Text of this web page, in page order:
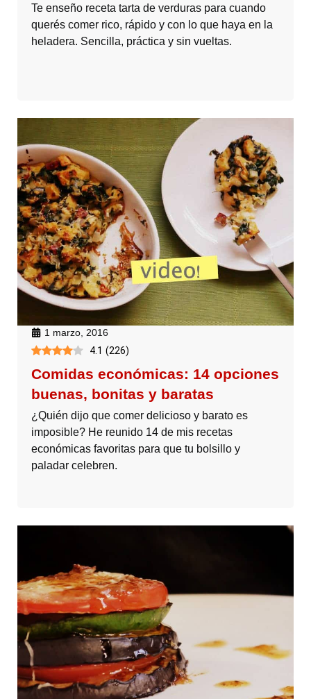
Te enseño receta tarta de verduras para cuando
querés comer rico, rápido y con lo que haya en la
heladera. Sencilla, práctica y sin vueltas.
1 marzo, 2016
4.1 (226)
Comidas económicas: 14 opciones
buenas, bonitas y baratas
¿Quién dijo que comer delicioso y barato es
imposible? He reunido 14 de mis recetas
económicas favoritas para que tu bolsillo y
paladar celebren.